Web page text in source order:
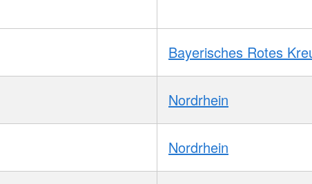
Bayerisches Rotes
Nordrhein
Nordrhein